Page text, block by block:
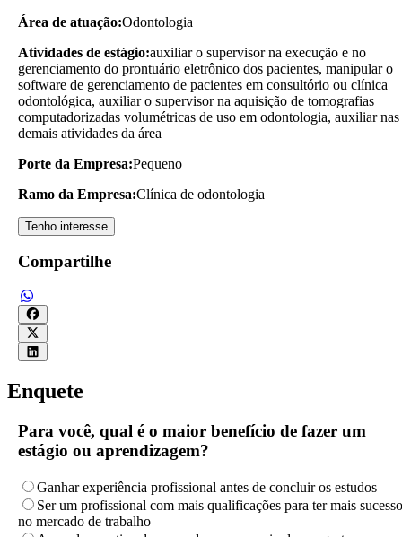
Área de atuação:Odontologia
Atividades de estágio:auxiliar o supervisor na execução e no
gerenciamento do prontuário eletrônico dos pacientes, manipular o
software de gerenciamento de pacientes em consultório ou clínica
odontológica, auxiliar o supervisor na aquisição de tomografias
computadorizadas volumétricas de uso em odontologia, auxiliar nas
demais atividades da área
Porte da Empresa:Pequeno
Ramo da Empresa:Clínica de odontologia
Tenho interesse
Compartilhe
Enquete
Para você, qual é o maior benefício de fazer um
estágio ou aprendizagem?
Ganhar experiência profissional antes de concluir os estudos
Ser um profissional com mais qualificações para ter mais sucesso
no mercado de trabalho